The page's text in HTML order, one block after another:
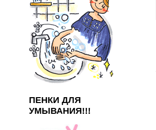
ПЕНКИ ДЛЯ
УМЫВАНИЯ!!!